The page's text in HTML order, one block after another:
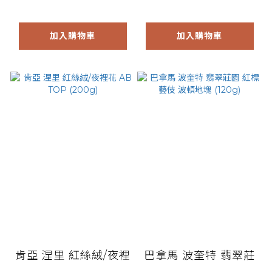
加入購物車 加入購物車
肯亞 涅里 紅絲絨/夜裡
巴拿馬 波奎特 翡翠莊